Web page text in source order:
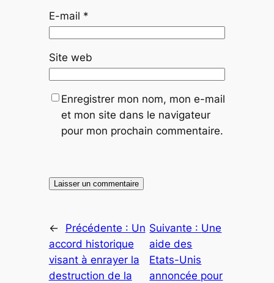
E-mail *
Site web
Enregistrer mon nom, mon e-mail
et mon site dans le navigateur
pour mon prochain commentaire.
← Précédente : Un
accord historique
visant à enrayer la
destruction de la
Suivante : Une
aide des
Etats-Unis
annoncée pour